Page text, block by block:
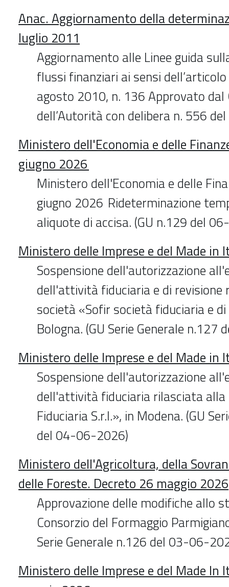
Anac. Aggiornamento della
luglio 2011
Aggiornamento alle Linee guida
flussi finanziari ai sensi
agosto 2010, n. 136 Approvato dal
dell’Autorità con delibera n. 556
Ministero dell'Economia e delle
giugno 2026
Ministero dell'Economia e delle
giugno 2026 Rideterminazione
aliquote di accisa. (GU n.129 del
Ministero delle Imprese e del Made in
Sospensione dell'autorizzazione
dell'attività fiduciaria e di revisione
società «Sofir società fiduciaria e di
Bologna. (GU Serie Generale
Ministero delle Imprese e del Made in
Sospensione dell'autorizzazione
dell'attività fiduciaria rilasciata alla
Fiduciaria S.r.l.», in Modena. (GU
del 04-06-2026)
Ministero dell'Agricoltura, della
delle Foreste. Decreto 26 maggio 2026
Approvazione delle modifiche allo
Consorzio del Formaggio
Serie Generale n.126 del 03-06-
Ministero delle Imprese e del Made In